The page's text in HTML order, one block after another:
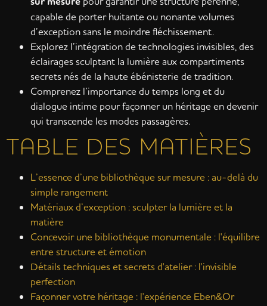
capable de porter huitante ou nonante volumes
d’exception sans le moindre fléchissement.
Explorez l’intégration de technologies invisibles, des
éclairages sculptant la lumière aux compartiments
secrets nés de la haute ébénisterie de tradition.
Comprenez l’importance du temps long et du
dialogue intime pour façonner un héritage en devenir
qui transcende les modes passagères.
TABLE DES MATIÈRES
L’essence d’une bibliothèque sur mesure : au-delà du
simple rangement
Matériaux d’exception : sculpter la lumière et la
matière
Concevoir une bibliothèque monumentale : l'équilibre
entre structure et émotion
Détails techniques et secrets d'atelier : l'invisible
perfection
Façonner votre héritage : l'expérience Eben&Or